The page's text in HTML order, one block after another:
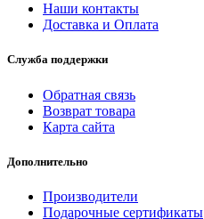
Наши контакты
Доставка и Оплата
Служба поддержки
Обратная связь
Возврат товара
Карта сайта
Дополнительно
Производители
Подарочные сертификаты